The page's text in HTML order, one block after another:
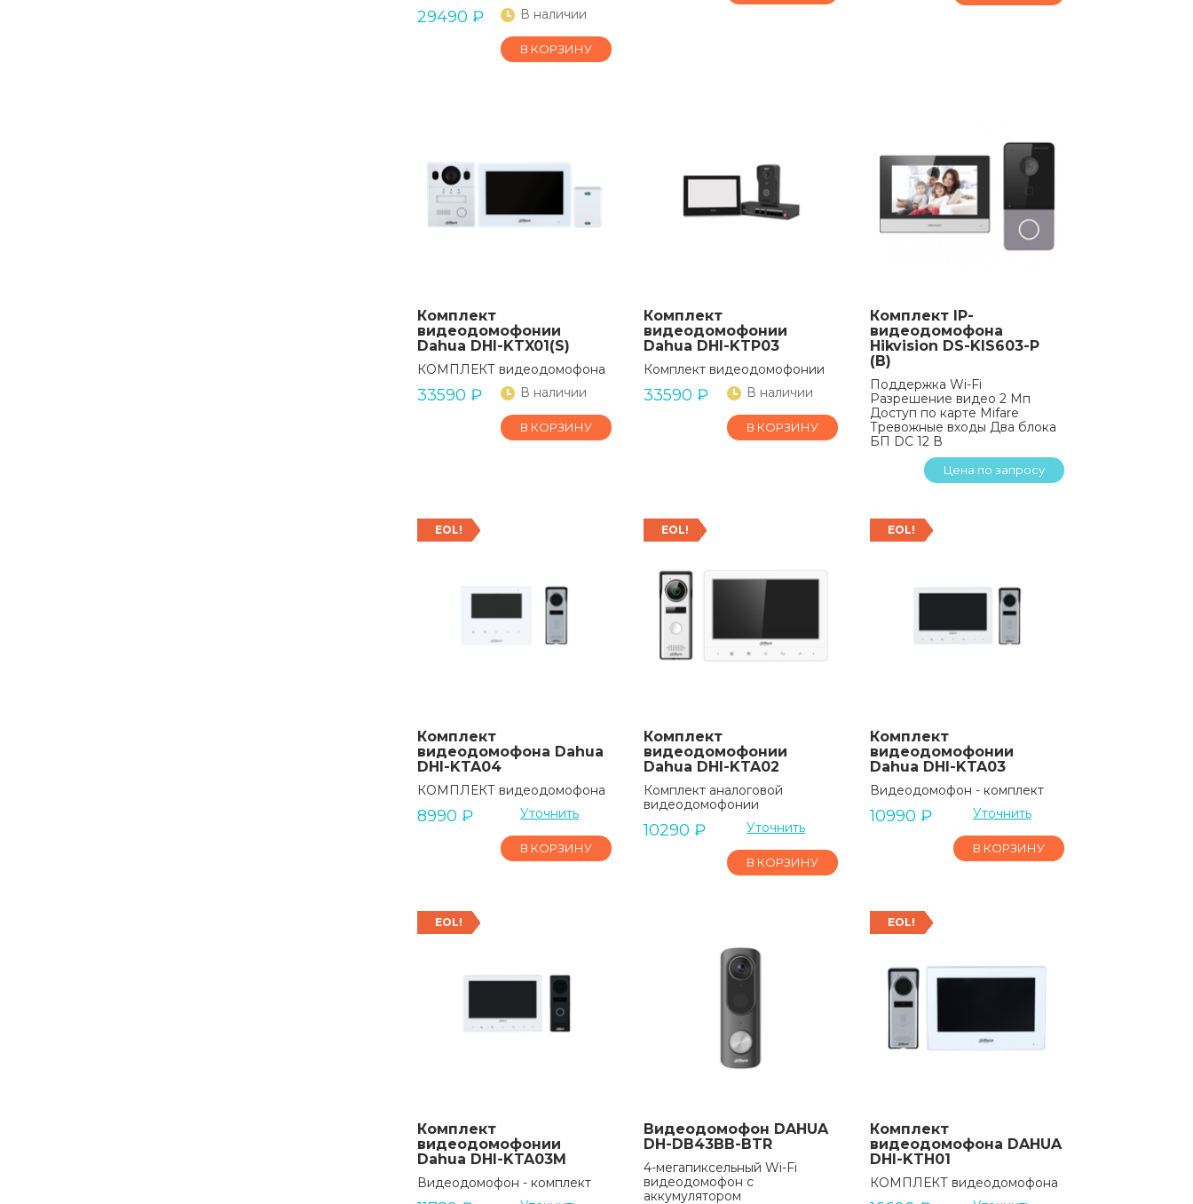
29490 ₽ В наличии
В КОРЗИНУ
Комплект
видеодомофонии
Dahua DHI-KTX01(S)
КОМПЛЕКТ видеодомофона
33590 ₽ В наличии
В КОРЗИНУ
Комплект
видеодомофонии
Dahua DHI-KTP03
Комплект видеодомофонии
33590 ₽ В наличии
В КОРЗИНУ
Комплект IP-
видеодомофона
Hikvision DS-KIS603-P
(B)
Поддержка Wi-Fi
Разрешение видео 2 Мп
Доступ по карте Mifare
Тревожные входы Два блока
БП DC 12 В
Цена по запросу
EOL!
Комплект
видеодомофона Dahua
DHI-KTA04
КОМПЛЕКТ видеодомофона
8990 ₽ Уточнить
В КОРЗИНУ
EOL!
Комплект
видеодомофонии
Dahua DHI-KTA02
Комплект аналоговой
видеодомофонии
10290 ₽ Уточнить
В КОРЗИНУ
EOL!
Комплект
видеодомофонии
Dahua DHI-KTA03
Видеодомофон - комплект
10990 ₽ Уточнить
В КОРЗИНУ
EOL!
Комплект
видеодомофонии
Dahua DHI-KTA03M
Видеодомофон - комплект
Видеодомофон DAHUA
DH-DB43BB-BTR
4-мегапиксельный Wi-Fi
видеодомофон с
аккумулятором
EOL!
Комплект
видеодомофона DAHUA
DHI-KTH01
КОМПЛЕКТ видеодомофона